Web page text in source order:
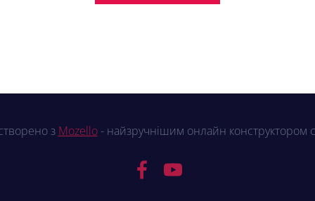
з Mozello- найзручнішим онлайн конструктором